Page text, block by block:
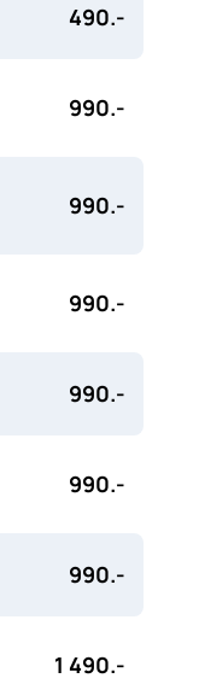
490.-
990.-
990.-
990.-
990.-
990.-
990.-
1 490.-